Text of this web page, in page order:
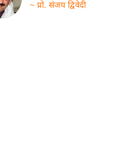
~ प्रो. संजय द्विवेदी